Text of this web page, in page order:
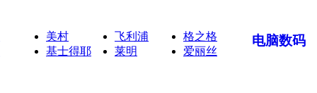
美村 飞利浦
格之格
基士得耶 莱明 爱丽丝
电脑数码